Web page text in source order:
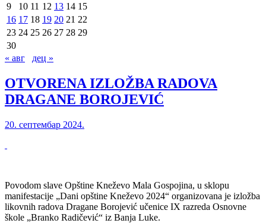
9
10 11 12 13 14 15
16 17 18 19 20 21 22
23 24 25 26 27 28 29
30
« авг
дец »
OTVORENA IZLOŽBA RADOVA
DRAGANE BOROJEVIĆ
20. септембар 2024.
Povodom slave Opštine Kneževo Mala Gospojina, u sklopu
manifestacije „Dani opštine Kneževo 2024“ organizovana je izložba
likovnih radova Dragane Borojević učenice IX razreda Osnovne
škole „Branko Radičević“ iz Banja Luke.